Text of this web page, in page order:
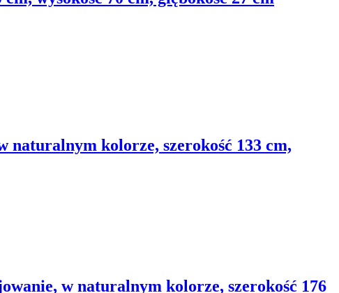
naturalnym kolorze, szerokość 133 cm,
w naturalnym kolorze, szerokość 176